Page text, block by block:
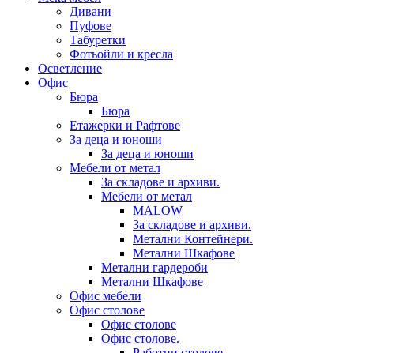
Дивани
Пуфове
Табуретки
Фотьойли и кресла
Осветление
Офис
Бюра
Бюра
Етажерки и Рафтове
За деца и юноши
За деца и юноши
Мебели от метал
За складове и архиви.
Мебели от метал
MALOW
За складове и архиви.
Метални Контейнери.
Метални Шкафове
Метални гардероби
Метални Шкафове
Офис мебели
Офис столове
Офис столове
Офис столове.